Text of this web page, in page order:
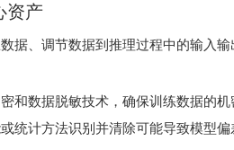
资产
据、调节数据到推理过程中的输入
和数据脱敏技术，确保训练数据的
统计方法识别并清除可能导致模型